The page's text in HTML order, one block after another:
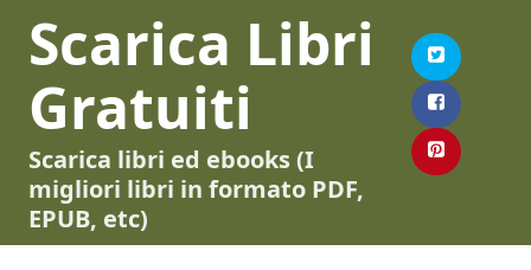
Scarica Libri
Gratuiti
Scarica libri ed ebooks (I
migliori libri in formato PDF,
EPUB, etc)